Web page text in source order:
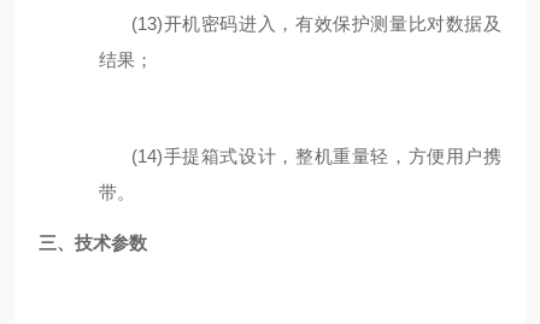
(13)开机密码进入，有效保护测量比对数据及
结果；
(14)手提箱式设计，整机重量轻，方便用户携
带。
三、 技术参数